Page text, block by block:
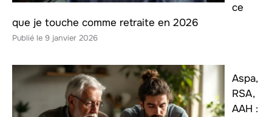
ce
que je touche comme retraite en 2026
9 janvier 2026
Aspa,
RSA,
AAH :